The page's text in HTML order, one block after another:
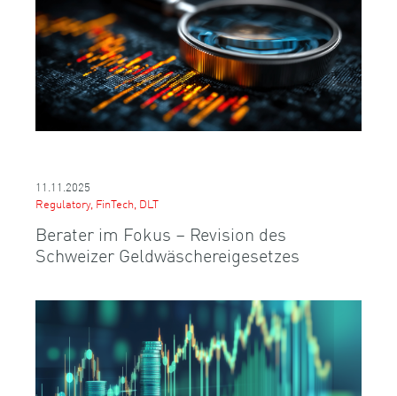
11.11.2025
Regulatory, FinTech, DLT
Berater im Fokus – Revision des
Schweizer Geldwäschereigesetzes